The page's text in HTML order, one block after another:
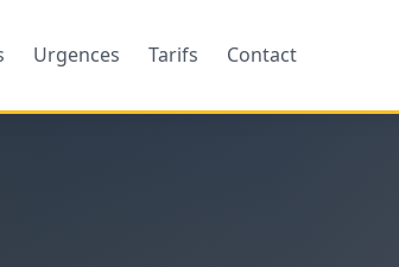
Urgences Tarifs Contact